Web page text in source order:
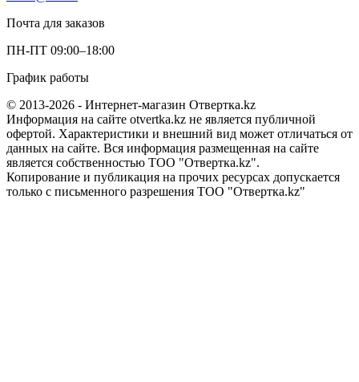
Почта для заказов
ПН-ПТ 09:00–18:00
График работы
© 2013-2026 - Интернет-магазин Отвертка.kz
Информация на сайте otvertka.kz не является публичной
офертой. Характеристики и внешний вид может отличаться от
данных на сайте. Вся информация размещенная на сайте
является собственностью ТОО "Отвертка.kz".
Копирование и публикация на прочих ресурсах допускается
только с письменного разрешения ТОО "Отвертка.kz"